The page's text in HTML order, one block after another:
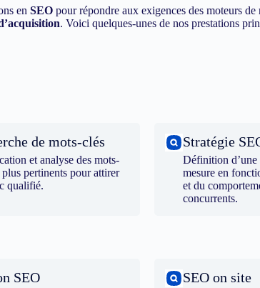
en SEO pour répondre aux exigences des moteurs
. Voici quelques-unes de nos prestations
de mots-clés
et analyse des mots-
plus pertinents pour attirer
qualifié.
Stratégie
Définition d’une
mesure en
et du
concurrents.
SEO SEO on site